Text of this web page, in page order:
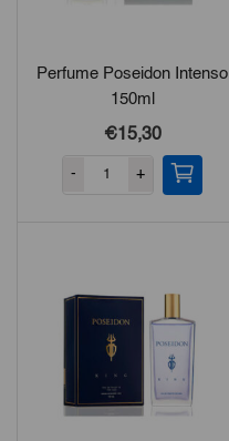
Perfume Poseidon Intenso
150ml
€15,30
- +